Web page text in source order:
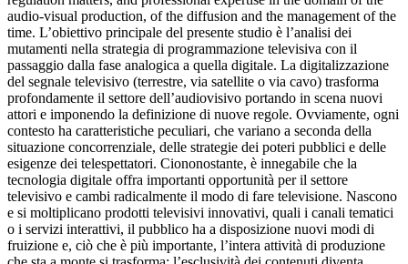
audio-visual production, of the diffusion and the management of the
time. L’obiettivo principale del presente studio è l’analisi dei
mutamenti nella strategia di programmazione televisiva con il
passaggio dalla fase analogica a quella digitale. La digitalizzazione
del segnale televisivo (terrestre, via satellite o via cavo) trasforma
profondamente il settore dell’audiovisivo portando in scena nuovi
attori e imponendo la definizione di nuove regole. Ovviamente, ogni
contesto ha caratteristiche peculiari, che variano a seconda della
situazione concorrenziale, delle strategie dei poteri pubblici e delle
esigenze dei telespettatori. Ciononostante, è innegabile che la
tecnologia digitale offra importanti opportunità per il settore
televisivo e cambi radicalmente il modo di fare televisione. Nascono
e si moltiplicano prodotti televisivi innovativi, quali i canali tematici
o i servizi interattivi, il pubblico ha a disposizione nuovi modi di
fruizione e, ciò che è più importante, l’intera attività di produzione